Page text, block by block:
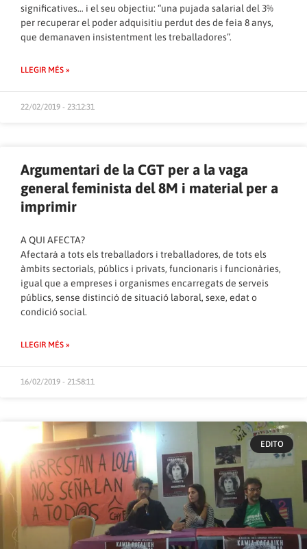
significatives… i el seu objectiu: “una pujada salarial del 3%
per recuperar el poder adquisitiu perdut des de feia 8 anys,
que demanaven insistentment les treballadores”.
LLEGIR MÉS »
22/02/2019 - 23:12:31
Argumentari de la CGT per a la vaga
general feminista del 8M i material per a
imprimir
A QUI AFECTA?
Afectarà a tots els treballadors i treballadores, de tots els
àmbits sectorials, públics i privats, funcionaris i funcionàries,
igual que a empreses i organismes encarregats de serveis
públics, sense distinció de situació laboral, sexe, edat o
condició social.
LLEGIR MÉS »
16/02/2019 - 21:58:11
EDITO